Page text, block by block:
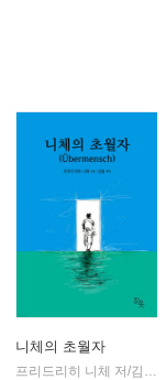
니체의 초월자